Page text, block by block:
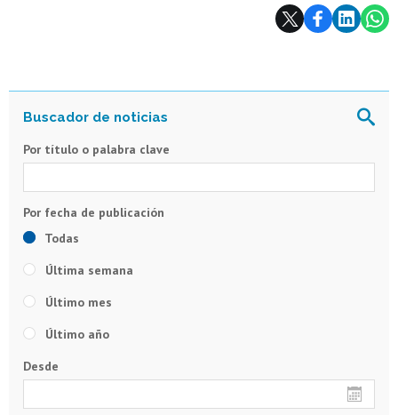
Por título o palabra clave
Todas
Última semana
Último mes
Último año
Desde